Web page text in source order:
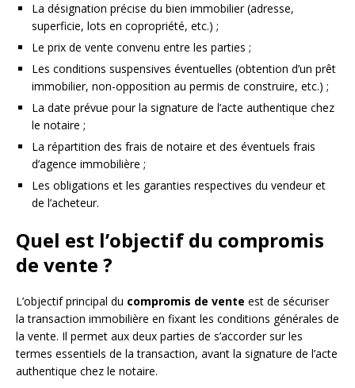
La désignation précise du bien immobilier (adresse,
superficie, lots en copropriété, etc.) ;
Le prix de vente convenu entre les parties ;
Les conditions suspensives éventuelles (obtention d’un prêt
immobilier, non-opposition au permis de construire, etc.) ;
La date prévue pour la signature de l’acte authentique chez
le notaire ;
La répartition des frais de notaire et des éventuels frais
d’agence immobilière ;
Les obligations et les garanties respectives du vendeur et
de l’acheteur.
Quel est l’objectif du compromis
de vente ?
L’objectif principal du compromis de vente est de sécuriser
la transaction immobilière en fixant les conditions générales de
la vente. Il permet aux deux parties de s’accorder sur les
termes essentiels de la transaction, avant la signature de l’acte
authentique chez le notaire.